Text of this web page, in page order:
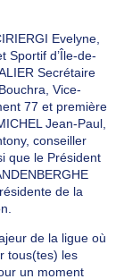
Evelyne,
Sportif d’Île-de-
Secrétaire
Vice-
77 et première
Jean-Paul,
conseiller
que le Président
de la
de la ligue où
tous(tes) les
un moment